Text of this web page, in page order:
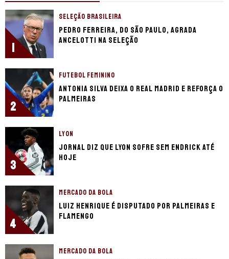
1
SELEÇÃO BRASILEIRA
Pedro Ferreira, do São Paulo, agrada
Ancelotti na seleção
2
FUTEBOL FEMININO
Antonia Silva deixa o Real Madrid e reforça o
Palmeiras
3
LYON
Jornal diz que Lyon sofre sem Endrick até
hoje
4
MERCADO DA BOLA
Luiz Henrique é disputado por Palmeiras e
Flamengo
MERCADO DA BOLA